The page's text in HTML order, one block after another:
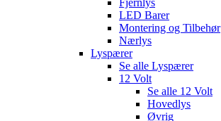
LED Barer
Montering og Tilbehør
Nærlys
Lyspærer
Se alle Lyspærer
12 Volt
Se alle 12 Volt
Hovedlys
Øvrig